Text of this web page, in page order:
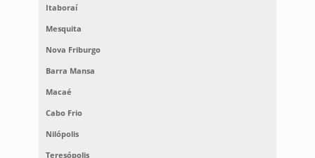
Itaboraí
Mesquita
Nova Friburgo
Barra Mansa
Macaé
Cabo Frio
Nilópolis
Teresópolis